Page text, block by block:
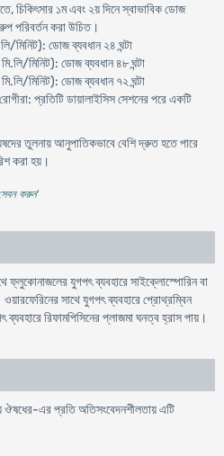
চিকিৎসার ১ম এবং ২য় দিনে স্বাভাবিক ডোজ
পরিবর্তন করা উচিত।
মিনিট): ডোজ ব্যবধান ২৪ ঘন্টা
মিনিট): ডোজ ব্যবধান ৪৮ ঘন্টা
মিনিট): ডোজ ব্যবধান ৭২ ঘন্টা
প্রতিটি ডায়ালাইসিস সেশনের পরে একটি
তুলনায় আনুপাতিকভাবে বেশি দ্রুত হতে পারে
করা হয়।
সেবন করুন'
ফ্লুকোনাজলের যুগপৎ ব্যবহারে সাইক্লোস্পোরিন বা
সাথে যুগপৎ ব্যবহারে প্রোথ্রম্বিন
ব্যবহারে রিফামপিসিনের প্লাজমা ঘনত্ব হ্রাস পায়।
এর প্রতি অতিসংবেদনশীলতায় এটি